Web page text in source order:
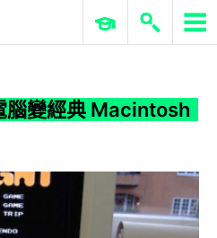
ERP 與商業 AI
腦變經典 Macintosh